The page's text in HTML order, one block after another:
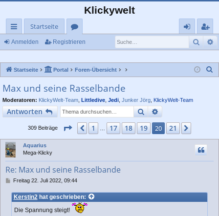
Klickywelt
ch
llz
ug
rif
f
Startseite
or
n
eg
rie
Anmelden Registrieren
Startseite Portal Foren-Übersicht
Max und seine Rasselbande
Moderatoren: KlickyWelt-Team Littledive Jedi Junker Jörg KlickyWelt-Team
Antworten SucheErweiterte Suche
309 Beiträge Seite20 von21
Vorherige
1 17 18 19 20 21
Aquarius
Mega-Klicky
Re: Max und seine Rasselbande
B
i
t
Freitag 22. Juli 2022, 09:44
Kerstin2hat geschrieben:
Die Spannung steigt!